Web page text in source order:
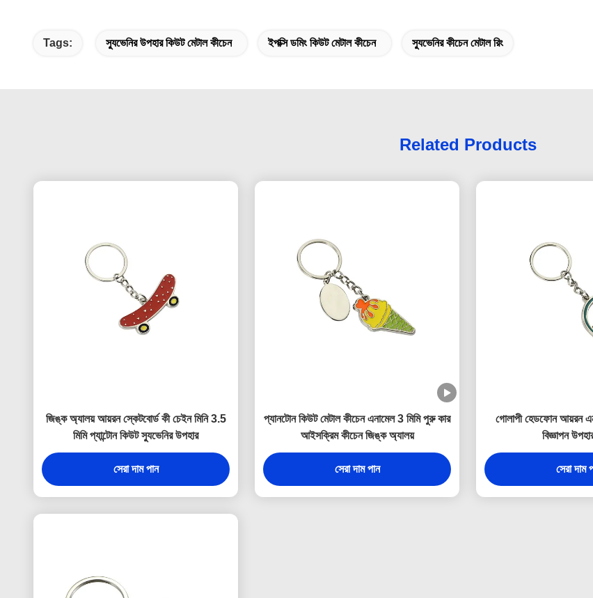
Tags: স্যুভেনির উপহার কিউট মেটাল কীচেন ইপক্সি ডমিং কিউট মেটাল কীচেন স্যুভেনির কীচেন মেটাল রিং
Related Products
জিঙ্ক অ্যালয় আয়রন স্কেটবোর্ড কী চেইন মিনি 3.5
মিমি প্যান্টোন কিউট স্যুভেনির উপহার
সেরা দাম পান
প্যানটোন কিউট মেটাল কীচেন এনামেল 3 মিমি পুরু কার
আইসক্রিম কীচেন জিঙ্ক অ্যালয়
সেরা দাম পান
গোলাপী হেডফোন আয়রন
বিজ্ঞাপন
সেরা দাম